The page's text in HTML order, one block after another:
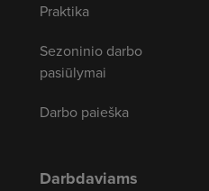
Praktika
Sezoninio darbo
pasiūlymai
Darbo paieška
Darbdaviams